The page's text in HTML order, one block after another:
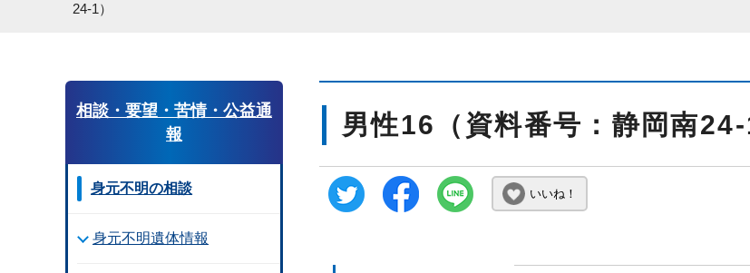
24-1）
男性16（資料番号：静岡南24-
いいね！
相談・要望・苦情・公益通
報
身元不明の相談
身元不明遺体情報